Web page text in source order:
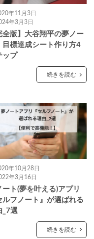
年11月3日
年3月3日
全版】大谷翔平の夢ノー
目標達成シート作り方4
ップ
続きを読む
年10月28日
年3月16日
ート(夢を叶える)アプリ
ルフノート』が選ばれる
_7選
続きを読む